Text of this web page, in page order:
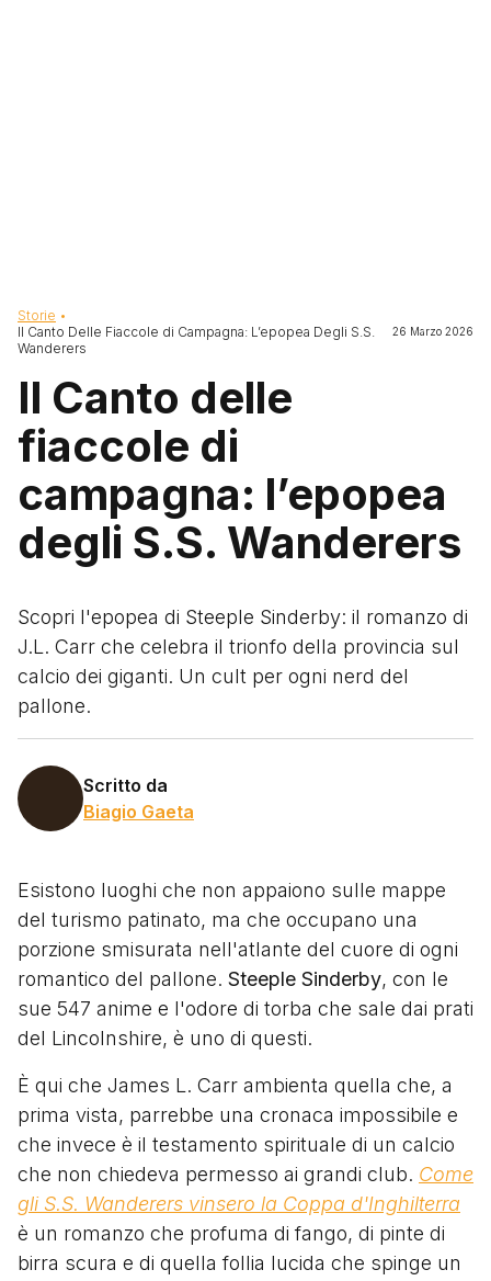
Briciole di pane
Storie
Il Canto Delle Fiaccole di Campagna: L’epopea Degli S.S.
Wanderers
26 Marzo 2026
Il Canto delle
fiaccole di
campagna: l’epopea
degli S.S. Wanderers
Scopri l'epopea di Steeple Sinderby: il romanzo di
J.L. Carr che celebra il trionfo della provincia sul
calcio dei giganti. Un cult per ogni nerd del
pallone.
Scritto da
Biagio Gaeta
Esistono luoghi che non appaiono sulle mappe
del turismo patinato, ma che occupano una
porzione smisurata nell'atlante del cuore di ogni
romantico del pallone. Steeple Sinderby, con le
sue 547 anime e l'odore di torba che sale dai prati
del Lincolnshire, è uno di questi.
È qui che James L. Carr ambienta quella che, a
prima vista, parrebbe una cronaca impossibile e
che invece è il testamento spirituale di un calcio
che non chiedeva permesso ai grandi club. Come
gli S.S. Wanderers vinsero la Coppa d'Inghilterra
è un romanzo che profuma di fango, di pinte di
birra scura e di quella follia lucida che spinge un